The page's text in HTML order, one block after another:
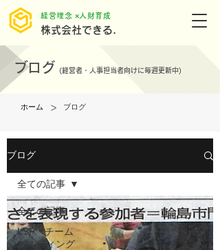
株式会社できる.
​経営理念 ×人財育成
ブログ (経営者・人事担当者向けに毎週更新中)
ホーム > ブログ
ブログ
全ての記事
LSP・チーム
ビルディング
全ての記事